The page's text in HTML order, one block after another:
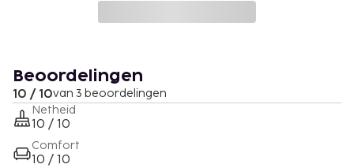
Beoordelingen
10 / 10van 3 beoordelingen
Netheid
10 / 10
Comfort
10 / 10